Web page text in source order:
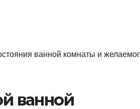
ванной комнаты и
ванной